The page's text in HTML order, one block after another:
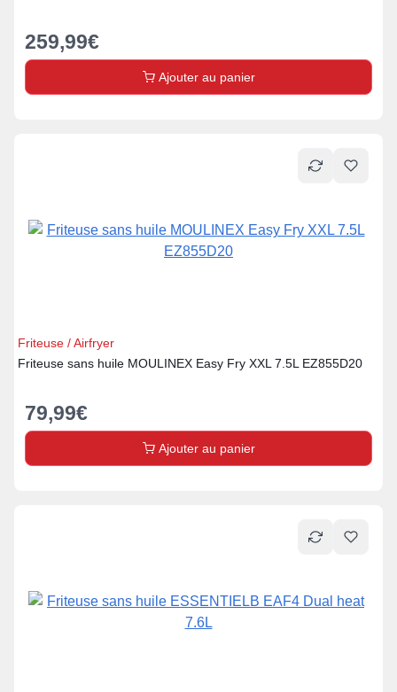
259,99€
Ajouter au panier
Friteuse / Airfryer
Friteuse sans huile MOULINEX Easy Fry XXL 7.5L EZ855D20
79,99€
Ajouter au panier